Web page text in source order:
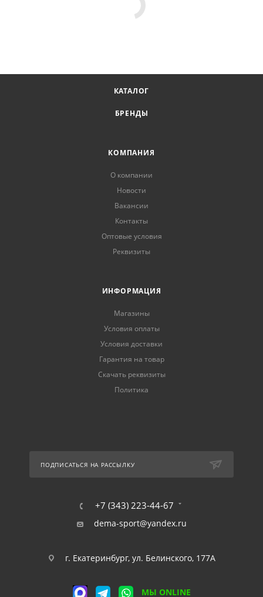
КАТАЛОГ
БРЕНДЫ
КОМПАНИЯ
О компании
Новости
Вакансии
Контакты
Оптовые условия
Реквизиты
ИНФОРМАЦИЯ
Магазины
Условия оплаты
Условия доставки
Гарантия на товар
Скачать реквизиты
Политика
ПОДПИСАТЬСЯ НА РАССЫЛКУ
+7 (343) 223-44-67
dema-sport@yandex.ru
г. Екатеринбург, ул. Белинского, 177А
МЫ ONLINE